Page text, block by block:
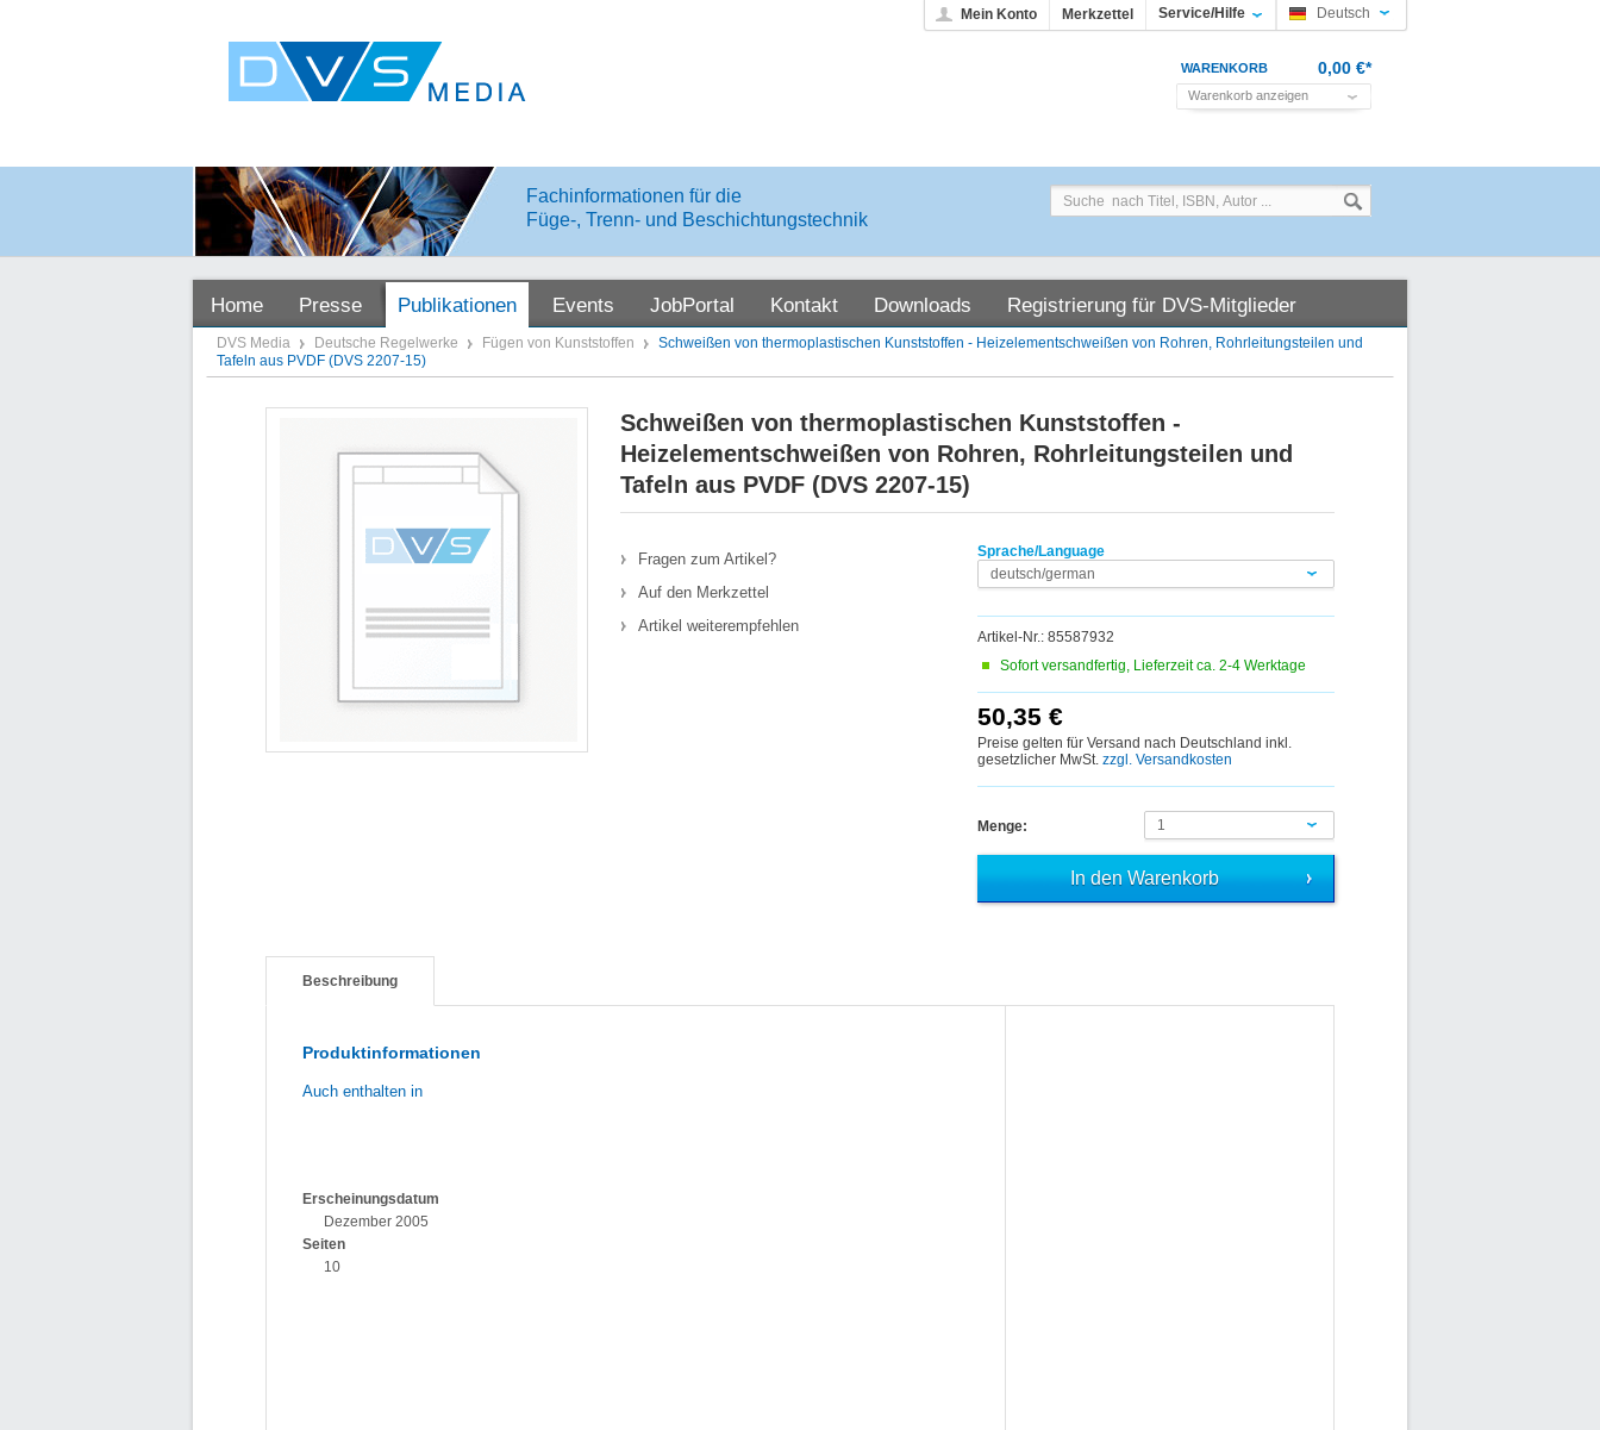
Mein Konto Merkzettel Service/Hilfe Deutsch
WARENKORB 0,00 €*
Warenkorb anzeigen
Fachinformationen für die
Füge-, Trenn- und Beschichtungstechnik
Home Presse Publikationen Events JobPortal Kontakt Downloads Registrierung für DVS-Mitglieder
DVS Media Deutsche Regelwerke Fügen von Kunststoffen
Schweißen von thermoplastischen Kunststoffen - Heizelementschweißen von Rohren, Rohrleitungsteilen und
Tafeln aus PVDF (DVS 2207-15)
Schweißen von thermoplastischen Kunststoffen -
Heizelementschweißen von Rohren, Rohrleitungsteilen und
Tafeln aus PVDF (DVS 2207-15)
Fragen zum Artikel?
Auf den Merkzettel
Artikel weiterempfehlen
Sprache/Language
deutsch/german
Artikel-Nr.: 85587932
Sofort versandfertig, Lieferzeit ca. 2-4 Werktage
50,35 €
Preise gelten für Versand nach Deutschland inkl.
gesetzlicher MwSt. zzgl. Versandkosten
Menge: 1
Beschreibung
Produktinformationen
Auch enthalten in
Erscheinungsdatum
Dezember 2005
Seiten
10